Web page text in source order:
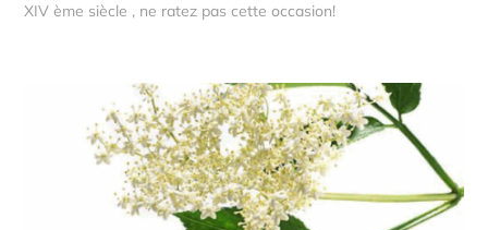
XIV ème siècle , ne ratez pas cette occasion!